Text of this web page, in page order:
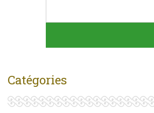
Catégories